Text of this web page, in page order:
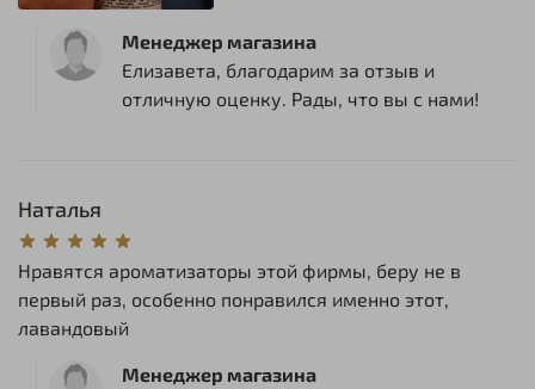
Менеджер магазина
Елизавета, благодарим за отзыв и
отличную оценку. Рады, что вы с нами!
Наталья
Нравятся ароматизаторы этой фирмы, беру не в
первый раз, особенно понравился именно этот,
лавандовый
Менеджер магазина